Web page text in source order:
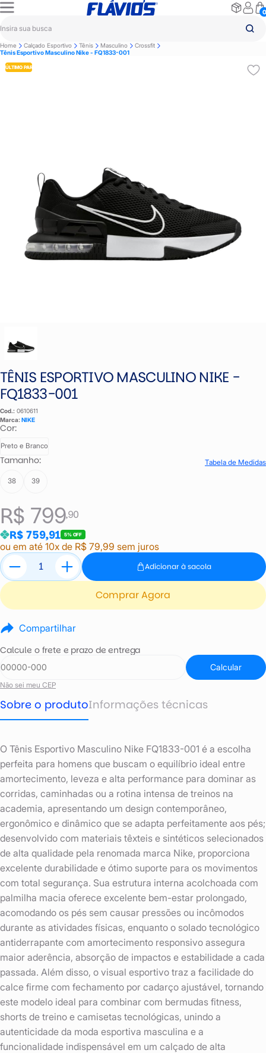
0
Home Calçado Esportivo Tênis Masculino
Crossfit
Tênis Esportivo Masculino Nike - FQ1833-001
ÚLTIMO PAR
TÊNIS ESPORTIVO MASCULINO NIKE -
FQ1833-001
Cod.: 0610611
Marca: NIKE
R$ 799,90
R$ 759,91 5% OFF
ou em até 10x de R$ 79,99 sem juros
Cor:
Preto e Branco
Tamanho: Tabela de Medidas
38 39
Adicionar à sacola
Comprar Agora
Compartilhar
Calcule o frete e prazo de entrega
Calcular
Não sei meu CEP
Sobre o produtoInformações técnicas
O Tênis Esportivo Masculino Nike FQ1833-001 é a escolha
perfeita para homens que buscam o equilíbrio ideal entre
amortecimento, leveza e alta performance para dominar as
corridas, caminhadas ou a rotina intensa de treinos na
academia, apresentando um design contemporâneo,
ergonômico e dinâmico que se adapta perfeitamente aos pés;
desenvolvido com materiais têxteis e sintéticos selecionados
de alta qualidade pela renomada marca Nike, proporciona
excelente durabilidade e ótimo suporte para os movimentos
com total segurança. Sua estrutura interna acolchoada com
palmilha macia oferece excelente bem-estar prolongado,
acomodando os pés sem causar pressões ou incômodos
durante as atividades físicas, enquanto o solado tecnológico
antiderrapante com amortecimento responsivo assegura
maior aderência, absorção de impactos e estabilidade a cada
passada. Além disso, o visual esportivo traz a facilidade do
calce firme com fechamento por cadarço ajustável, tornando
este modelo ideal para combinar com bermudas fitness,
shorts de treino e camisetas tecnológicas, unindo a
autenticidade da moda esportiva masculina e a
funcionalidade indispensável em um calçado de alta